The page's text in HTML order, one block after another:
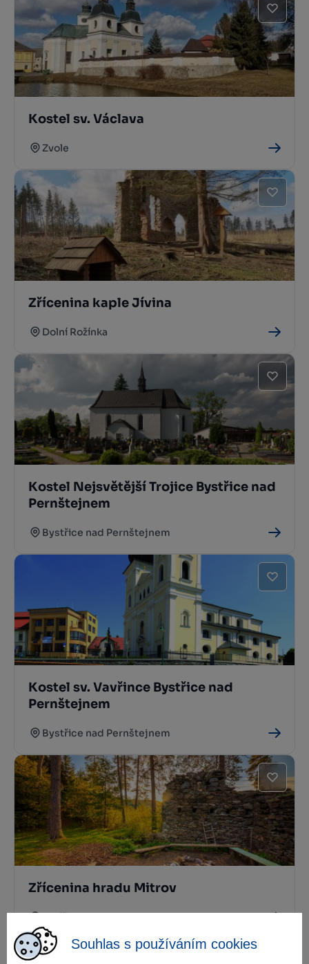
Souhlas s používáním cookies
Kostel sv. Václava
Zvole
Zřícenina kaple Jívina
Dolní Rožínka
Kostel Nejsvětější Trojice Bystřice nad
Pernštejnem
Bystřice nad Pernštejnem
Kostel sv. Vavřince Bystřice nad
Pernštejnem
Bystřice nad Pernštejnem
Zřícenina hradu Mitrov
Strážek